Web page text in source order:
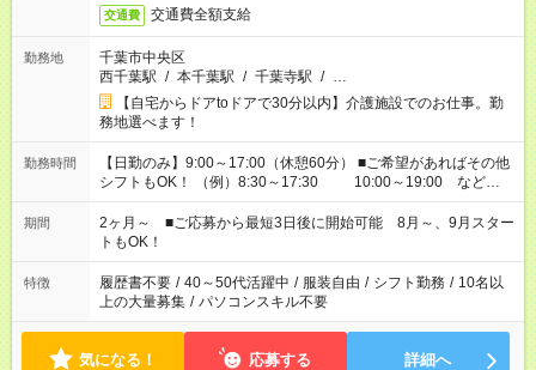
交通費 交通費全額支給
勤務地
千葉市中央区
西千葉駅 / 本千葉駅 / 千葉寺駅 / …
【自宅からドアtoドアで30分以内】介護施設でのお仕事。勤
務地選べます！
勤務時間
【日勤のみ】9:00～17:00（休憩60分） ■ご希望があればその他
シフトもOK！ （例）8:30～17:30 10:00～19:00 など
「家族とお休みを合わせたい」 「できれば残業はしたくない」
など、あなたのご希望に沿ったお仕事をご紹介します！ ※Wワ
ーク希望の方へ 今ご覧のお仕事で希望する勤務時間と、もう1つ
のお仕事の勤務時間。 合計で週40時間を超える場合は応募でき
ません
期間
2ヶ月～ ■ご応募から最短3日後に開始可能 8月～、9月スター
トもOK！
特徴 履歴書不要 / 40～50代活躍中 / 服装自由 / シフト勤務 / 10名以
上の大量募集 / パソコンスキル不要
気になる！ 応募する 詳細へ